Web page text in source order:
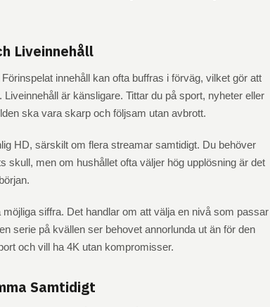
Liveinnehåll
innehåll kan ofta buffras i förväg, vilket gör att
är känsligare. Tittar du på sport, nyheter eller
ska vara skarp och följsam utan avbrott.
HD, särskilt om flera streamar samtidigt. Du behöver
skull, men om hushållet ofta väljer hög upplösning är det
siffra. Det handlar om att välja en nivå som passar
serie på kvällen ser behovet annorlunda ut än för den
och vill ha 4K utan kompromisser.
Samtidigt